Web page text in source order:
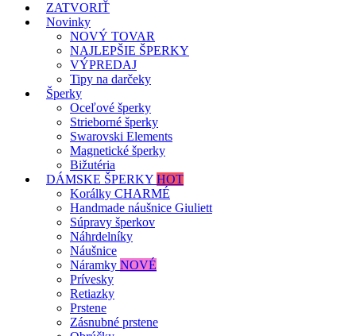
ZATVORIŤ
Novinky
NOVÝ TOVAR
NAJLEPŠIE ŠPERKY
VÝPREDAJ
Tipy na darčeky
Šperky
Oceľové šperky
Strieborné šperky
Swarovski Elements
Magnetické šperky
Bižutéria
DÁMSKE ŠPERKY HOT
Korálky CHARMÉ
Handmade náušnice Giuliett
Súpravy šperkov
Náhrdelníky
Náušnice
Náramky NOVÉ
Prívesky
Retiazky
Prstene
Zásnubné prstene